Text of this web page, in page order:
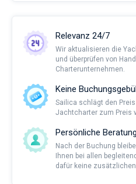
Relevanz 24/7
Wir aktualisieren die
und überprüfen von
Charterunternehmen.
Keine
Sailica schlägt den
Jachtcharter zum Preis
Persönliche Beratung
Nach der Buchung
Ihnen bei allen
dafür keine